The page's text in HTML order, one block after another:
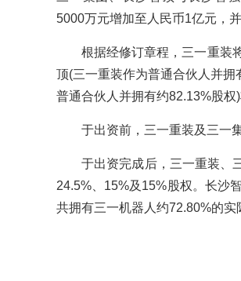
5000万元增加至人民币1亿元，
根据经修订章程，三一重装
顶(三一重装作为普通合伙人并
普通合伙人并拥有约82.13%股权
于出资前，三一重装及三一
于出资完成后，三一重装、
24.5%、15%及15%股权。长沙
共拥有三一机器人约72.80%的实